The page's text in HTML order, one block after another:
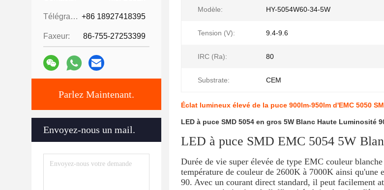
Télégramme: +86 18927418395
Faxeur: 86-755-27253399
Parlez Maintenant.
Envoyez-nous un mail.
Modèle: HY-5054W60-34-5W
Tension (V): 9.4-9.6
IRC (Ra): 80
Substrate: CEM
Éclat lumineux élevé de la puce 900lm-950lm d'EMC 5050
LED à puce SMD 5054 en gros 5W Blanc Haute Luminosité
LED à puce SMD EMC 5054 5W
Durée de vie super élevée de type EMC couleur
température de couleur de 2600K à 7000K ainsi
90. Avec un courant direct standard, il peut facilement